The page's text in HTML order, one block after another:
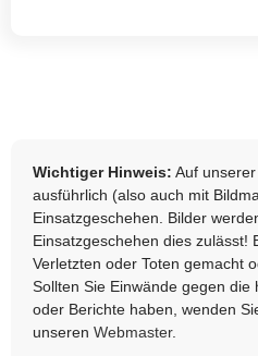
Wichtiger Hinweis: Auf
ausführlich (also auch mit
Einsatzgeschehen. Bilder
Einsatzgeschehen dies zulässt!
Verletzten oder Toten gemacht
Sollten Sie Einwände gegen
oder Berichte haben, wenden
unseren Webmaster.